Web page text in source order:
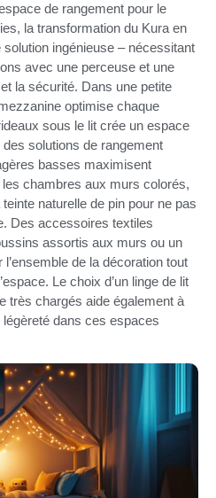
de rangement pour le
la transformation du Kura en
solution ingénieuse – nécessitant
avec une perceuse et une
la sécurité. Dans une petite
optimise chaque
sous le lit crée un espace
solutions de rangement
basses maximisent
les chambres aux murs colorés,
naturelle de pin pour ne pas
Des accessoires textiles
assortis aux murs ou un
de la décoration tout
Le choix d’un linge de lit
très chargés aide également à
dans ces espaces